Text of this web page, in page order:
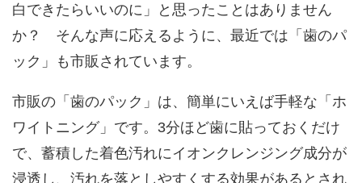
白できたらいいのに」と思ったことはありません
か？ そんな声に応えるように、最近では「歯のパ
ック」も市販されています。
市販の「歯のパック」は、簡単にいえば手軽な「ホ
ワイトニング」です。3分ほど歯に貼っておくだけ
で、蓄積した着色汚れにイオンクレンジング成分が
浸透し、汚れを落としやすくする効果があるとされ